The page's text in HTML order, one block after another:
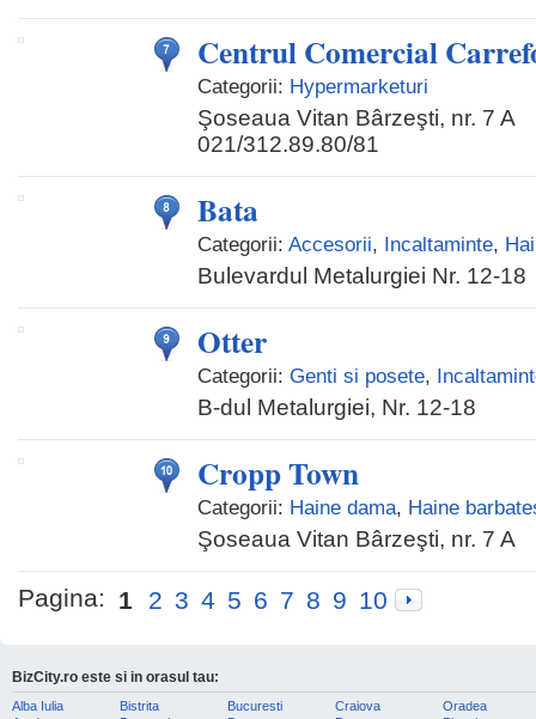
Centrul Comercial
Categorii: Hypermarketuri
Şoseaua Vitan Bârzeşti, nr. 7 A
021/312.89.80/81
Bata
Categorii: Accesorii, Incaltaminte,
Bulevardul Metalurgiei Nr. 12-18
Otter
Categorii: Genti si posete,
B-dul Metalurgiei, Nr. 12-18
Cropp Town
Categorii: Haine dama, Haine
Şoseaua Vitan Bârzeşti, nr. 7 A
Pagina: 1 2 3 4 5 6 7 8 9 10
BizCity.ro este si in orasul tau:
Alba Iulia
Bistrita
Bucuresti
Craiova
Oradea